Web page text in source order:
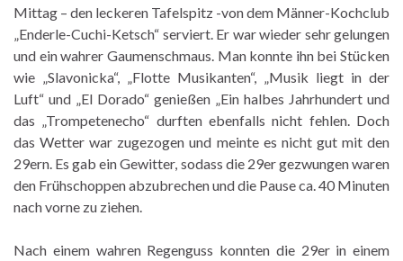
Mittag – den leckeren Tafelspitz -von dem Männer-Kochclub
„Enderle-Cuchi-Ketsch“ serviert. Er war wieder sehr gelungen
und ein wahrer Gaumenschmaus. Man konnte ihn bei Stücken
wie „Slavonicka“, „Flotte Musikanten“, „Musik liegt in der
Luft“ und „El Dorado“ genießen „Ein halbes Jahrhundert und
das „Trompetenecho“ durften ebenfalls nicht fehlen. Doch
das Wetter war zugezogen und meinte es nicht gut mit den
29ern. Es gab ein Gewitter, sodass die 29er gezwungen waren
den Frühschoppen abzubrechen und die Pause ca. 40 Minuten
nach vorne zu ziehen.
Nach einem wahren Regenguss konnten die 29er in einem